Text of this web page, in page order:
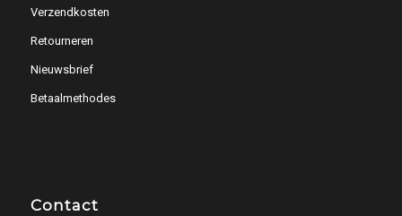
Verzendkosten
Retourneren
Nieuwsbrief
Betaalmethodes
Contact